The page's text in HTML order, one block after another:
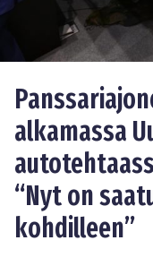
alkamassa
“Nyt on
kohdilleen”